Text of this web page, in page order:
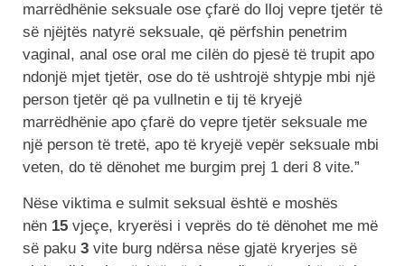
marrëdhënie seksuale ose çfarë do lloj vepre tjetër të
së njëjtës natyrë seksuale, që përfshin penetrim
vaginal, anal ose oral me cilën do pjesë të trupit apo
ndonjë mjet tjetër, ose do të ushtrojë shtypje mbi një
person tjetër që pa vullnetin e tij të kryejë
marrëdhënie apo çfarë do vepre tjetër seksuale me
një person të tretë, apo të kryejë vepër seksuale mbi
veten, do të dënohet me burgim prej 1 deri 8 vite.”
Nëse viktima e sulmit seksual është e moshës
nën 15 vjeçe, kryerësi i veprës do të dënohet me më
së paku 3 vite burg ndërsa nëse gjatë kryerjes së